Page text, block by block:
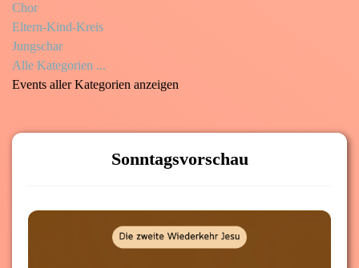
Chor
Eltern-Kind-Kreis
Jungschar
Alle Kategorien ...
Events aller Kategorien anzeigen
Sonntagsvorschau